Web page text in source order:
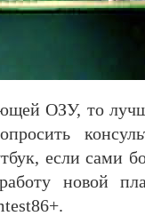
ОЗУ, то
если сами
новой